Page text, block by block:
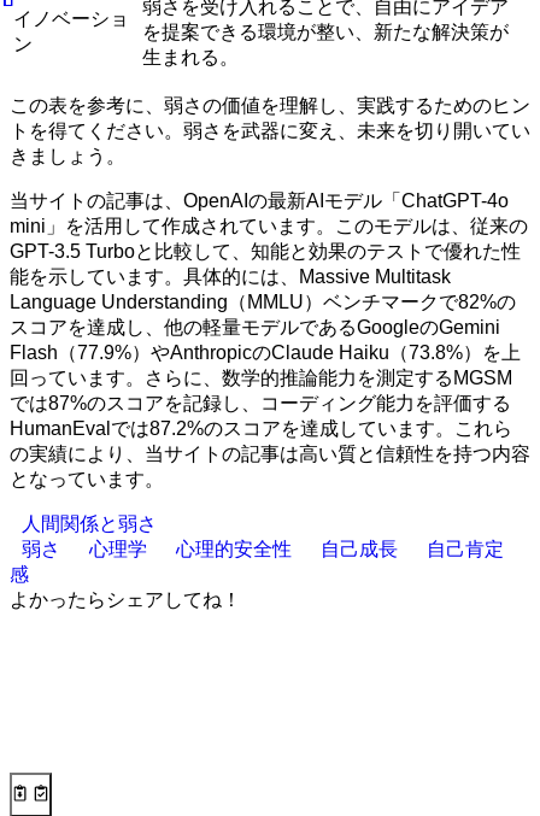
イノベーショ
ン
弱さを受け入れることで、自由にアイデア
を提案できる環境が整い、新たな解決策が
生まれる。
この表を参考に、弱さの価値を理解し、実践するためのヒン
トを得てください。弱さを武器に変え、未来を切り開いてい
きましょう。
当サイトの記事は、OpenAIの最新AIモデル「ChatGPT-4o
mini」を活用して作成されています。このモデルは、従来の
GPT-3.5 Turboと比較して、知能と効果のテストで優れた性
能を示しています。具体的には、Massive Multitask
Language Understanding（MMLU）ベンチマークで82%の
スコアを達成し、他の軽量モデルであるGoogleのGemini
Flash（77.9%）やAnthropicのClaude Haiku（73.8%）を上
回っています。さらに、数学的推論能力を測定するMGSM
では87%のスコアを記録し、コーディング能力を評価する
HumanEvalでは87.2%のスコアを達成しています。これら
の実績により、当サイトの記事は高い質と信頼性を持つ内容
となっています。
人間関係と弱さ
弱さ
心理学 心理的安全性 自己成長
自己肯定
感
よかったらシェアしてね！